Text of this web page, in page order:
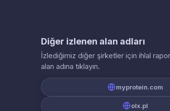
Diğer izlenen alan adları
İzlediğimiz diğer şirketler için ihlal
alan adına tıklayın.
myprotein.com
olx.pl